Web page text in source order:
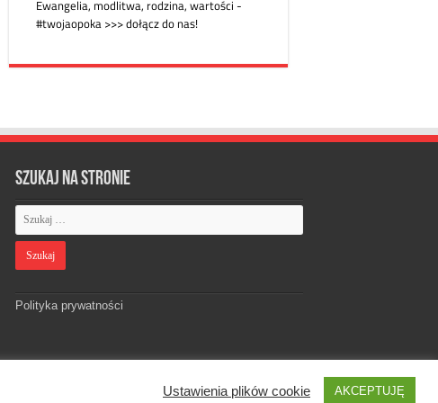
Szukaj na stronie
Polityka prywatności
Designed byWebdawid
Ustawienia plików cookie AKCEPTUJĘ